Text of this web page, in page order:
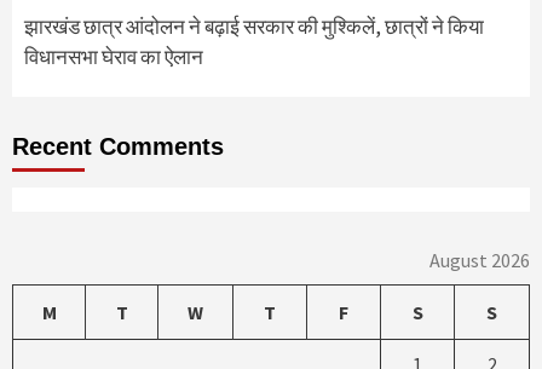
झारखंड छात्र आंदोलन ने बढ़ाई सरकार की मुश्किलें, छात्रों ने किया
विधानसभा घेराव का ऐलान
Recent Comments
August 2026
M T W T F S S